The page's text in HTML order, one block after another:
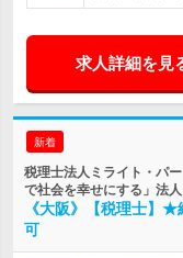
求人詳細を見
新着
税理士法人ミライト・パ
で社会を幸せにする」法人
《大阪》【税理士】
可